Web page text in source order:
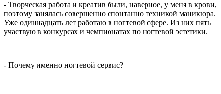
- Творческая работа и креатив были, наверное, у меня в крови,
поэтому занялась совершенно спонтанно техникой маникюра.
Уже одиннадцать лет работаю в ногтевой сфере. Из них пять
участвую в конкурсах и чемпионатах по ногтевой эстетики.
- Почему именно ногтевой сервис?